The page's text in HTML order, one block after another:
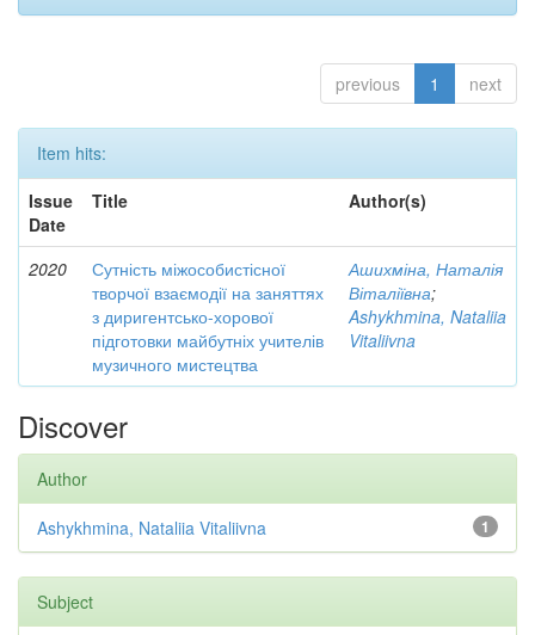
previous 1 next
Item hits:
Issue
Date
Title Author(s)
2020
Сутність міжособистісної
творчої взаємодії на заняттях
з диригентсько-хорової
підготовки майбутніх учителів
музичного мистецтва
Ашихміна, Наталія
Віталіївна;
Ashykhmina, Nataliia
Vitaliivna
Discover
Author
1
Ashykhmina, Nataliia Vitaliivna
Subject